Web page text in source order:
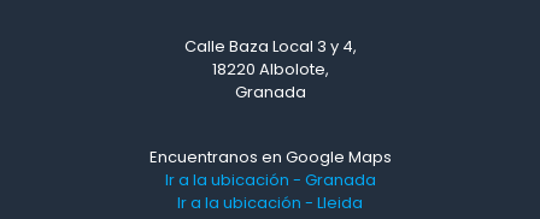
Calle Baza Local 3 y 4,
18220 Albolote,
Granada
Encuentranos en Google Maps
Ir a la ubicación - Granada
Ir a la ubicación - Lleida